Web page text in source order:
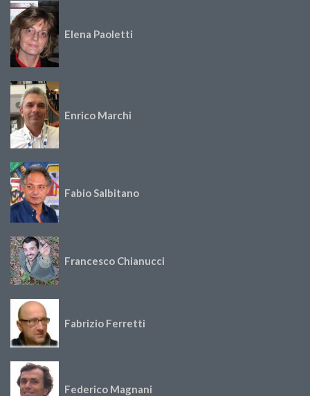
Elena Paoletti
Enrico Marchi
Fabio Salbitano
Francesco Chianucci
Fabrizio Ferretti
Federico Magnani